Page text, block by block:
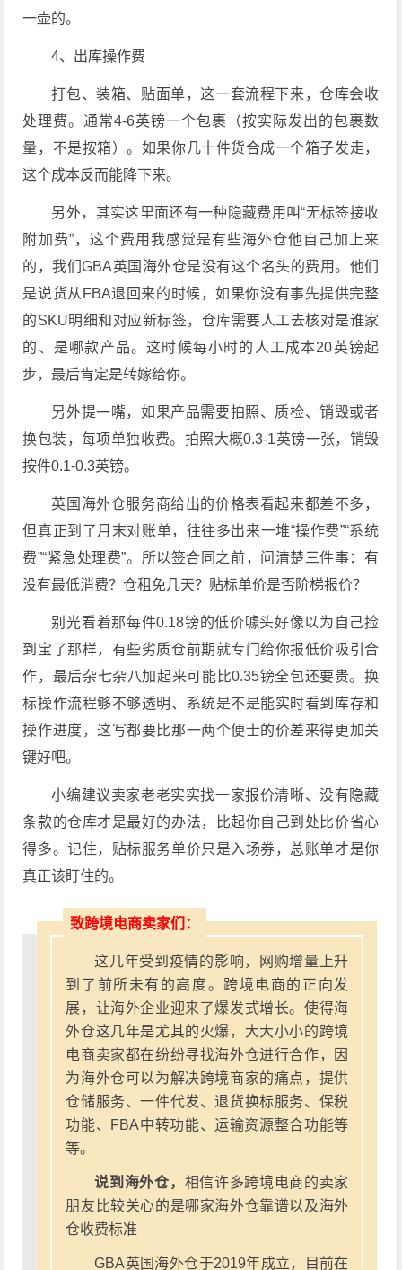
一壶的。
4、出库操作费
打包、装箱、贴面单，这一套流程下来，仓库会收
处理费。通常4-6英镑一个包裹（按实际发出的包裹数
量，不是按箱）。如果你几十件货合成一个箱子发走，
这个成本反而能降下来。
另外，其实这里面还有一种隐藏费用叫“无标签接收
附加费”，这个费用我感觉是有些海外仓他自己加上来
的，我们GBA英国海外仓是没有这个名头的费用。他们
是说货从FBA退回来的时候，如果你没有事先提供完整
的SKU明细和对应新标签，仓库需要人工去核对是谁家
的、是哪款产品。这时候每小时的人工成本20英镑起
步，最后肯定是转嫁给你。
另外提一嘴，如果产品需要拍照、质检、销毁或者
换包装，每项单独收费。拍照大概0.3-1英镑一张，销毁
按件0.1-0.3英镑。
英国海外仓服务商给出的价格表看起来都差不多，
但真正到了月末对账单，往往多出来一堆“操作费”“系统
费”“紧急处理费”。所以签合同之前，问清楚三件事：有
没有最低消费？仓租免几天？贴标单价是否阶梯报价？
别光看着那每件0.18镑的低价噱头好像以为自己捡
到宝了那样，有些劣质仓前期就专门给你报低价吸引合
作，最后杂七杂八加起来可能比0.35镑全包还要贵。换
标操作流程够不够透明、系统是不是能实时看到库存和
操作进度，这写都要比那一两个便士的价差来得更加关
键好吧。
小编建议卖家老老实实找一家报价清晰、没有隐藏
条款的仓库才是最好的办法，比起你自己到处比价省心
得多。记住， 贴标服务单价只是入场券，总账单才是你
真正该盯住的。
致跨境电商卖家们：
这几年受到疫情的影响，网购增量上升
到了前所未有的高度。跨境电商的正向发
展，让海外企业迎来了爆发式增长。使得海
外仓这几年是尤其的火爆，大大小小的跨境
电商卖家都在纷纷寻找海外仓进行合作，因
为海外仓可以为解决跨境商家的痛点，提供
仓储服务、一件代发、退货换标服务、保税
功能、FBA中转功能、运输资源整合功能等
等。
说到海外仓， 相信许多跨境电商的卖家
朋友比较关心的是哪家海外仓靠谱以及海外
仓收费标准
GBA英国海外仓于2019年成立，目前在